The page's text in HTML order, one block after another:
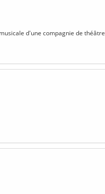
d'une compagnie de théâtre